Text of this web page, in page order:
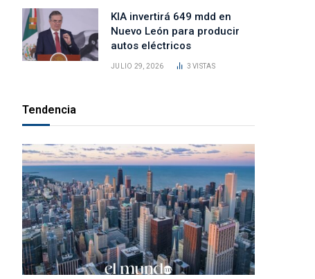
KIA invertirá 649 mdd en
Nuevo León para producir
autos eléctricos
JULIO 29, 2026 3VISTAS
Tendencia